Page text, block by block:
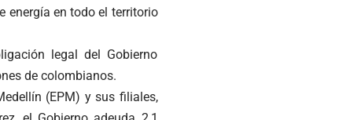
energía en todo el territorio
legal del Gobierno
de colombianos.
(EPM) y sus filiales,